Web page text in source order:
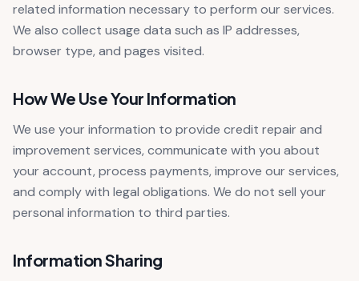
related information necessary to perform our services.
We also collect usage data such as IP addresses,
browser type, and pages visited.
How We Use Your Information
We use your information to provide credit repair and
improvement services, communicate with you about
your account, process payments, improve our services,
and comply with legal obligations. We do not sell your
personal information to third parties.
Information Sharing